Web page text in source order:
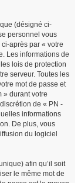
(désigné ci-
personnel vous
après par « votre
Les informations de
lois de protection
serveur. Toutes les
mot de passe et
» durant votre
de « PN -
informations
De plus, vous
du logiciel
afin qu’il soit
le même mot de